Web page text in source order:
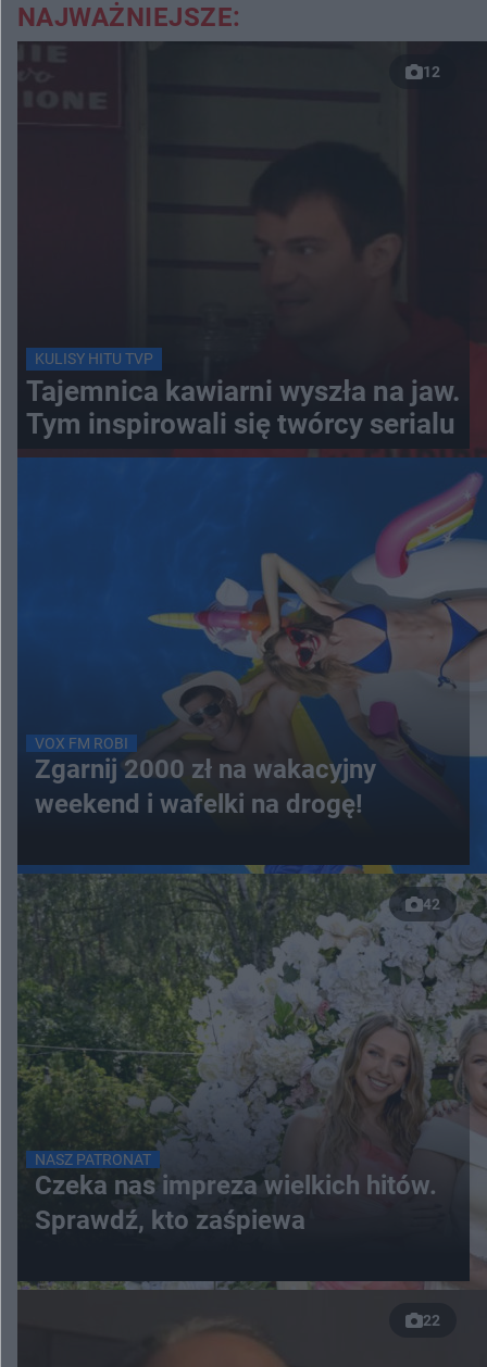
NAJWAŻNIEJSZE:
12
KULISY HITU TVP
Tajemnica kawiarni wyszła na jaw.
Tym inspirowali się twórcy serialu
VOX FM ROBI
Zgarnij 2000 zł na wakacyjny
weekend i wafelki na drogę!
42
NASZ PATRONAT
Czeka nas impreza wielkich hitów.
Sprawdź, kto zaśpiewa
22